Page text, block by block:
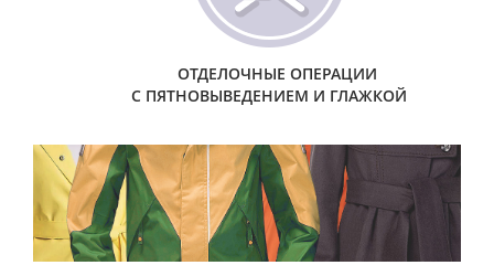
ОТДЕЛОЧНЫЕ ОПЕРАЦИИ
С ПЯТНОВЫВЕДЕНИЕМ И ГЛАЖКОЙ